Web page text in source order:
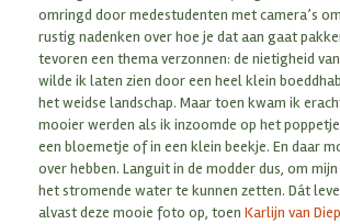
omringd door medestudenten met camera’s
rustig nadenken over hoe je dat aan gaat
tevoren een thema verzonnen: de nietigheid
wilde ik laten zien door een heel klein
het weidse landschap. Maar toen kwam ik
mooier werden als ik inzoomde op het
een bloemetje of in een klein beekje. En daar
over hebben. Languit in de modder dus, om
het stromende water te kunnen zetten. Dát
alvast deze mooie foto op, toen Karlijn van